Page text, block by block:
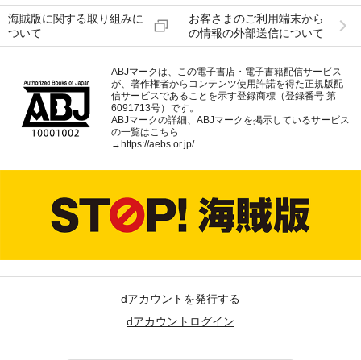
海賊版に関する取り組みに
ついて
お客さまのご利用端末から
の情報の外部送信について
ABJマークは、この電子書店・電子書籍配信サービス
が、著作権者からコンテンツ使用許諾を得た正規版配
信サービスであることを示す登録商標（登録番号 第
6091713号）です。
ABJマークの詳細、ABJマークを掲示しているサービス
の一覧はこちら
→ https://aebs.or.jp/
dアカウントを発行する
dアカウントログイン